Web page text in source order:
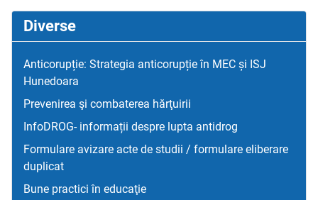
Diverse
Anticorupție: Strategia anticorupție în MEC și ISJ
Hunedoara
Prevenirea şi combaterea hărţuirii
InfoDROG- informații despre lupta antidrog
Formulare avizare acte de studii / formulare eliberare
duplicat
Bune practici în educaţie